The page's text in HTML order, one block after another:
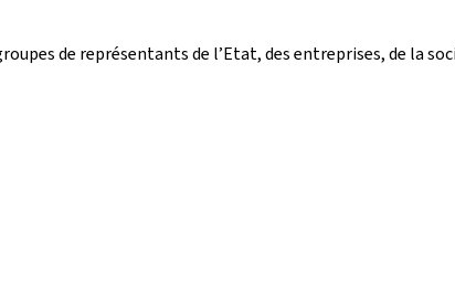
de représentants de l’Etat, des entreprises, de la